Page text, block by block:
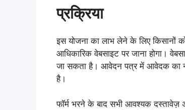
प्रक्रिया
इस योजना का लाभ लेने के लिए किसानों
आधिकारिक वेबसाइट पर जाना होगा।
जा सकता है। आवेदन पत्र में आवेदक का
है।
फॉर्म भरने के बाद सभी आवश्यक दस्तावेज़